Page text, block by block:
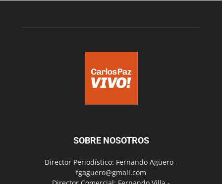
SOBRE NOSOTROS
Director Periodístico: Fernando Agüero -
fgaguero@gmail.com